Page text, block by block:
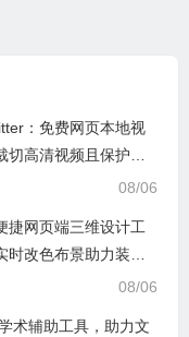
：免费网页本地视
切高清视频且保护隐
08/06
捷网页端三维设计工
时改色布景助力装修
08/06
术辅助工具，助力文